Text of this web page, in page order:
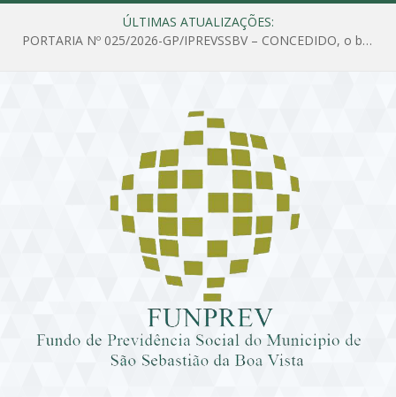
ÚLTIMAS ATUALIZAÇÕES:
PORTARIA Nº 025/2026-GP/IPREVSSBV – CONCEDIDO, o benefício de PENSÃO a MARIA ESTELA DOS SANTOS SOUZA